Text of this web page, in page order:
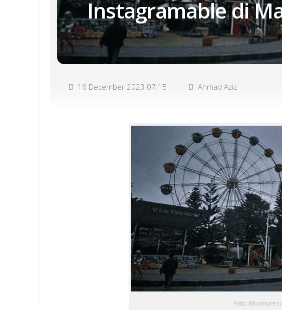
Instagramable di
16 December 2023 07:15 Ahmad Aziz
Foto: